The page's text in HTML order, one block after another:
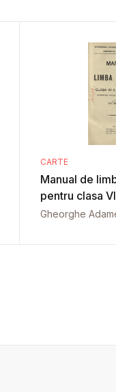
CARTE
Manual de
pentru clasa
Gheorghe